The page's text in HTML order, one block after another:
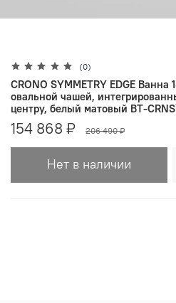
(0)
CRONO SYMMETRY EDGE
овальной чашей,
центру, белый матовый BT-
154 868 ₽ 206 490 ₽
Нет в наличии